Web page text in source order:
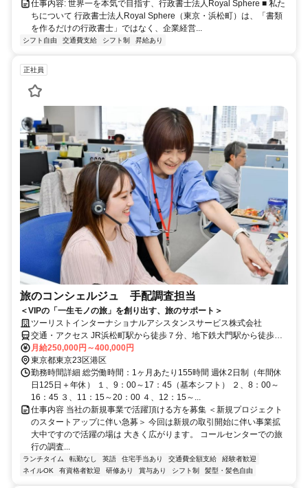
仕事内容: 世界一を本気で目指す、行政書士法人Royal Sphere ■ 私た
ちについて 行政書士法人Royal Sphere（東京・浜松町）は、「書類
を作るだけの行政書士」ではなく、企業経営...
シフト自由 交通費支給 シフト制 昇給あり
正社員
旅のコンシェルジュ 手配調査担当
＜VIPの「一生モノの旅」を創り出す、旅のサポート＞
ツーリストインターナショナルアシスタンスサービス株式会社
交通・アクセス JR浜松町駅から徒歩７分、地下鉄大門駅から徒歩１
０分
月給250,000円～400,000円
東京都東京23区港区
勤務時間詳細 総労働時間：1ヶ月あたり155時間 週休2日制（年間休
日125日＋年休） １、9：00～17：45（基本シフト） ２、8：00～
16：45 ３、11：15～20：00 ４、12：15～...
仕事内容 当社の新規事業で活躍頂ける方を募集 ＜新規プロジェクト
のスタートアップに伴い急募＞ 今回は新規の取引開始に伴い事業拡
大中ですので活躍の場は 大きく広がります。 コールセンターでの旅
行の調査...
ランチタイム 転勤なし 英語 住宅手当あり 交通費全額支給
経験者歓迎
ネイルOK
有資格者歓迎 研修あり 賞与あり シフト制 髪型・髪色自由